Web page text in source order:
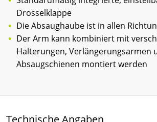
Drosselklappe
Die Absaughaube ist in allen
Der Arm kann kombiniert mit
Halterungen, Verlängerungsarmen
Absaugschienen montiert werden
Technische Angaben